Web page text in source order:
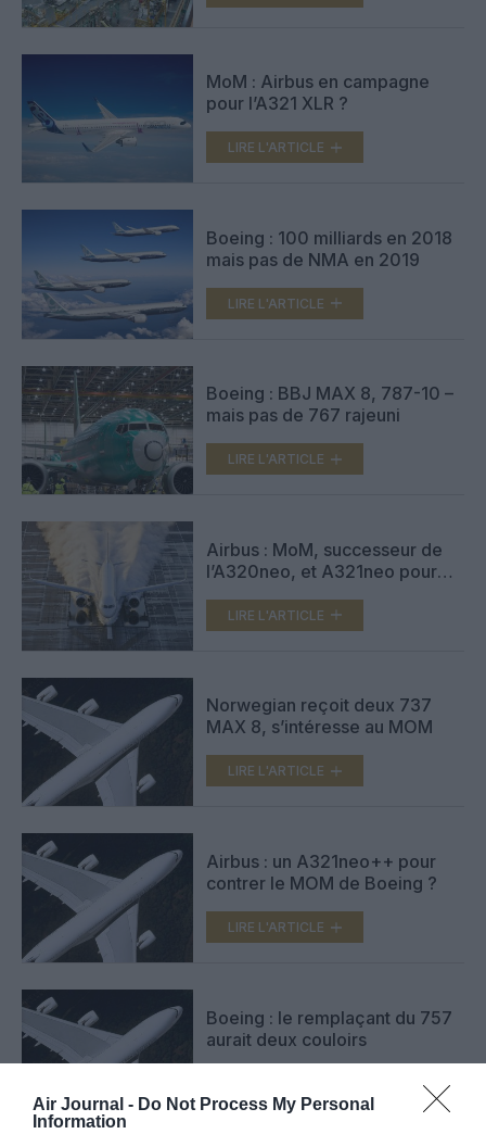
Air Journal - Do Not Process My Personal
Information
MoM : Airbus en campagne
pour l’A321 XLR ?
LIRE L'ARTICLE
Boeing : 100 milliards en 2018
mais pas de NMA en 2019
LIRE L'ARTICLE
Boeing : BBJ MAX 8, 787-10 –
mais pas de 767 rajeuni
LIRE L'ARTICLE
Airbus : MoM, successeur de
l’A320neo, et A321neo pour
LIRE L'ARTICLE
Norwegian reçoit deux 737
MAX 8, s’intéresse au MOM
LIRE L'ARTICLE
Airbus : un A321neo++ pour
contrer le MOM de Boeing ?
LIRE L'ARTICLE
Boeing : le remplaçant du 757
aurait deux couloirs